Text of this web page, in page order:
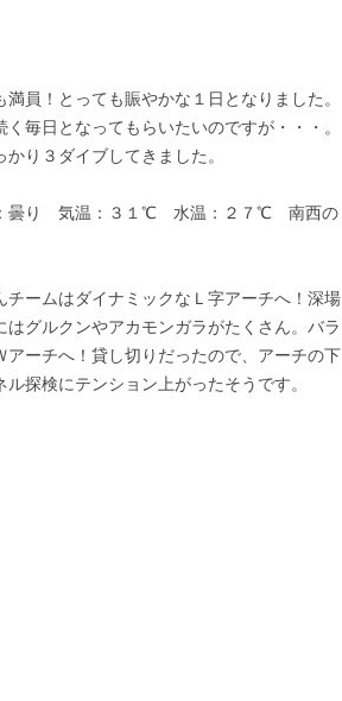
員！とっても賑やかな１日となりました。
毎日となってもらいたいのですが・・・。
り３ダイブしてきました。
：曇り 気温：３１℃ 水温：２７℃ 南西の
ームはダイナミックなＬ字アーチへ！深場
グルクンやアカモンガラがたくさん。バラ
ーチへ！貸し切りだったので、アーチの下
探検にテンション上がったそうです。